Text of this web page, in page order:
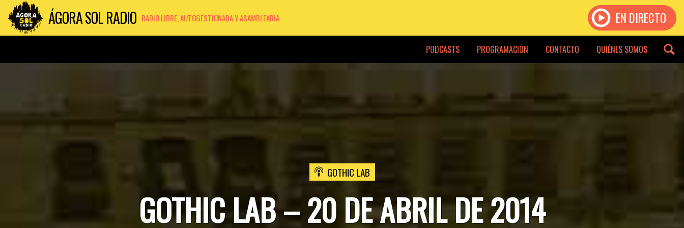
ÁGORA SOL RADIO RADIO LIBRE, AUTOGESTIONADA Y ASAMBLEARIA EN DIRECTO
PODCASTS PROGRAMACIÓN CONTACTO QUIÉNES SOMOS
GOTHIC LAB
GOTHIC LAB – 20 DE ABRIL DE 2014